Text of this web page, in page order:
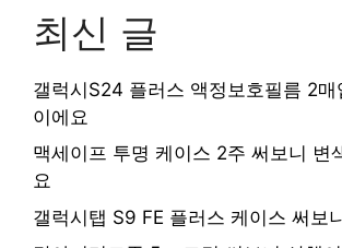
최신 글
갤럭시S24 플러스 액정보호필름 2
이에요
맥세이프 투명 케이스 2주 써보니 변
요
갤럭시탭 S9 FE 플러스 케이스 써보